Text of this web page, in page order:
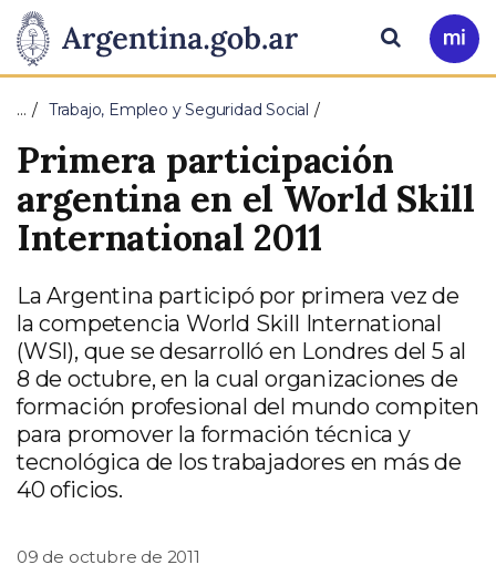
Presidencia
de
la
Nación
Pasar al contenido principal
Ir
a
Buscar
… Trabajo, Empleo y Seguridad Social
Primera participación
argentina en el World Skill
International 2011
La Argentina participó por primera vez de
la competencia World Skill International
(WSI), que se desarrolló en Londres del 5 al
8 de octubre, en la cual organizaciones de
formación profesional del mundo compiten
para promover la formación técnica y
tecnológica de los trabajadores en más de
40 oficios.
09 de octubre de 2011